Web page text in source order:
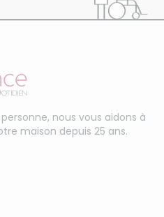
nous vous aidons à
maison depuis 25 ans.